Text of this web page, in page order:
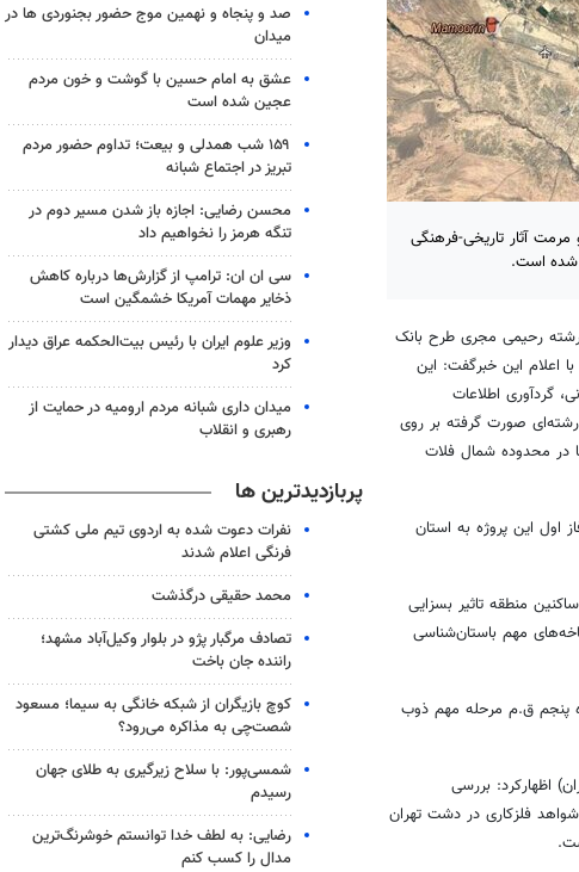
آثار تاریخی-فرهنگی
شده است.
رحیمی مجری طرح بانک
اطلاعاتی محوطه‌های فلزکاری در شمال فلات مرکزی (فاز اول: استان تهران) ۹ بهمن ۱۴۰۱ با اعلام این خبرگفت: این
گردآوری اطلاعات
رشته‌ای صورت گرفته بر روی
در محدوده شمال فلات
اول این پروژه به استان
منطقه تاثیر بسزایی
مهم باستان‌شناسی
پنجم ق.م مرحله مهم ذوب
اظهارکرد: بررسی
فلزکاری در دشت تهران
صد و پنجاه و نهمین موج حضور بجنوردی ها در
میدان
عشق به امام حسین با گوشت و خون مردم
عجین شده است
۱۵۹ شب همدلی و بیعت؛ تداوم حضور مردم
تبریز در اجتماع شبانه
محسن رضایی: اجازه باز شدن مسیر دوم در
تنگه هرمز را نخواهیم داد
سی ان ان: ترامپ از گزارش‌ها درباره کاهش
ذخایر مهمات آمریکا خشمگین است
وزیر علوم ایران با رئیس بیت‌الحکمه عراق دیدار
کرد
میدان داری شبانه مردم ارومیه در حمایت از
رهبری و انقلاب
پربازدیدترین ها
نفرات دعوت شده به اردوی تیم ملی کشتی
فرنگی اعلام شدند
محمد حقیقی درگذشت
تصادف مرگبار پژو در بلوار وکیل‌آباد مشهد؛
راننده جان باخت
کوچ بازیگران از شبکه خانگی به سیما؛ مسعود
شصت‌چی به مذاکره می‌رود؟
شمسی‌پور: با سلاح زیرگیری به طلای جهان
رسیدم
رضایی: به لطف خدا توانستم خوشرنگ‌ترین
مدال را کسب کنم